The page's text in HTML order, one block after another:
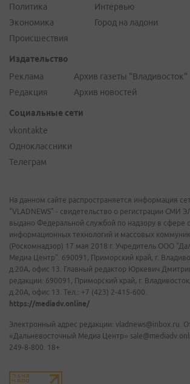
Политика
Экономика
Происшествия
Интервью
Город на ладони
Издательство
Реклама
Редакция
Архив газеты "Владивосток"
Архив новостей
Социальные сети
vkontakte
Одноклассники
Телеграм
На данном сайте распространяется информация
"VLADNEWS" - свидетельство о регистрации СМИ
выдано Федеральной службой по надзору в сфере
информационных технологий и массовых
(Роскомнадзор) 17 мая 2018 г. Учредитель ООО
Медиа Центр". 690091, Приморский край, г.
д.20А, офис 13. Главный редактор Юркевич
редакции: 690091, Приморский край, г.
д.20А, офис 13. Тел.: +7 (423) 2-415-600.
https://mediadv.online/
Электронный адрес редакции: vladnews@inbox.ru.
«Дальневосточный Медиа Центр»
249-8-800. 18+